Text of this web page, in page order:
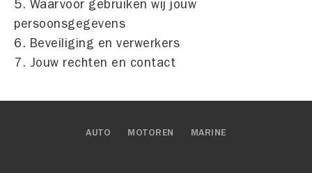
5. Waarvoor gebruiken wij jouw
persoonsgegevens
6. Beveiliging en verwerkers
7. Jouw rechten en contact
AUTO MOTOREN MARINE